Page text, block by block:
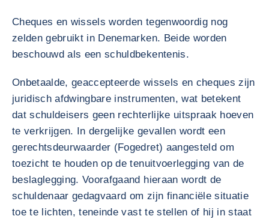
Cheques en wissels worden tegenwoordig nog
zelden gebruikt in Denemarken. Beide worden
beschouwd als een schuldbekentenis.
Onbetaalde, geaccepteerde wissels en cheques zijn
juridisch afdwingbare instrumenten, wat betekent
dat schuldeisers geen rechterlijke uitspraak hoeven
te verkrijgen. In dergelijke gevallen wordt een
gerechtsdeurwaarder (Fogedret) aangesteld om
toezicht te houden op de tenuitvoerlegging van de
beslaglegging. Voorafgaand hieraan wordt de
schuldenaar gedagvaard om zijn financiële situatie
toe te lichten, teneinde vast te stellen of hij in staat